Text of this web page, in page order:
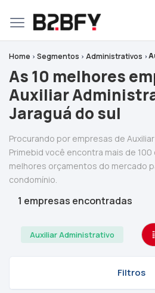
Home Segmentos Administrativos
As 10 melhores
Auxiliar
Jaraguá do sul
Procurando por empresas de
Primebid você encontra mais de
melhores orçamentos do mercado
condomínio.
1 empresas encontradas
Auxiliar Administrativo
Filtros